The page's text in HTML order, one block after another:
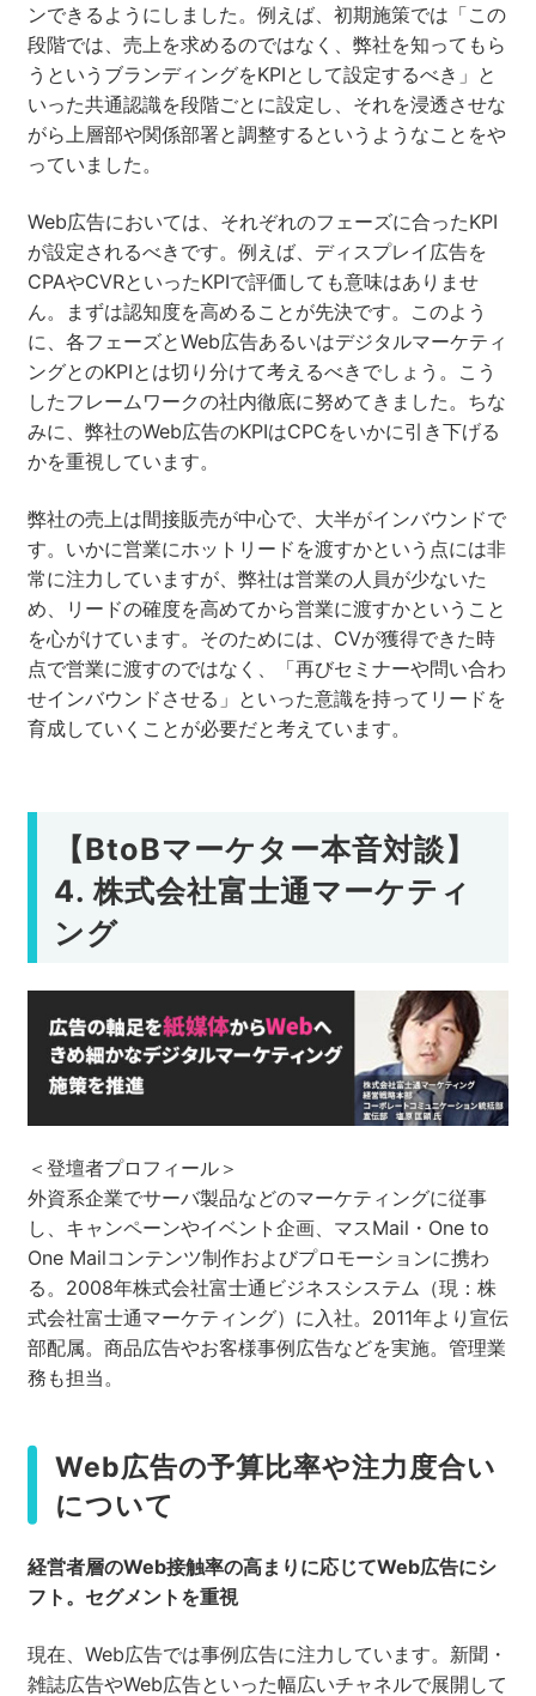
ンできるようにしました。例えば、初期施策では「この
段階では、売上を求めるのではなく、弊社を知ってもら
うというブランディングをKPIとして設定するべき」と
いった共通認識を段階ごとに設定し、それを浸透させな
がら上層部や関係部署と調整するというようなことをや
っていました。
Web広告においては、それぞれのフェーズに合ったKPI
が設定されるべきです。例えば、ディスプレイ広告を
CPAやCVRといったKPIで評価しても意味はありませ
ん。まずは認知度を高めることが先決です。このよう
に、各フェーズとWeb広告あるいはデジタルマーケティ
ングとのKPIとは切り分けて考えるべきでしょう。こう
したフレームワークの社内徹底に努めてきました。ちな
みに、弊社のWeb広告のKPIはCPCをいかに引き下げる
かを重視しています。
弊社の売上は間接販売が中心で、大半がインバウンドで
す。いかに営業にホットリードを渡すかという点には非
常に注力していますが、弊社は営業の人員が少ないた
め、リードの確度を高めてから営業に渡すかということ
を心がけています。そのためには、CVが獲得できた時
点で営業に渡すのではなく、「再びセミナーや問い合わ
せインバウンドさせる」といった意識を持ってリードを
育成していくことが必要だと考えています。
【BtoBマーケター本音対談】
4. 株式会社富士通マーケティ
ング
＜登壇者プロフィール＞
外資系企業でサーバ製品などのマーケティングに従事
し、キャンペーンやイベント企画、マスMail・One to
One Mailコンテンツ制作およびプロモーションに携わ
る。2008年株式会社富士通ビジネスシステム（現：株
式会社富士通マーケティング）に入社。2011年より宣伝
部配属。商品広告やお客様事例広告などを実施。管理業
務も担当。
Web広告の予算比率や注力度合い
について
経営者層のWeb接触率の高まりに応じてWeb広告にシ
フト。セグメントを重視
現在、Web広告では事例広告に注力しています。新聞・
雑誌広告やWeb広告といった幅広いチャネルで展開して